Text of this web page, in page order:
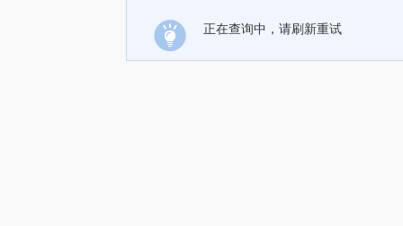
正在查询中，请刷新重试